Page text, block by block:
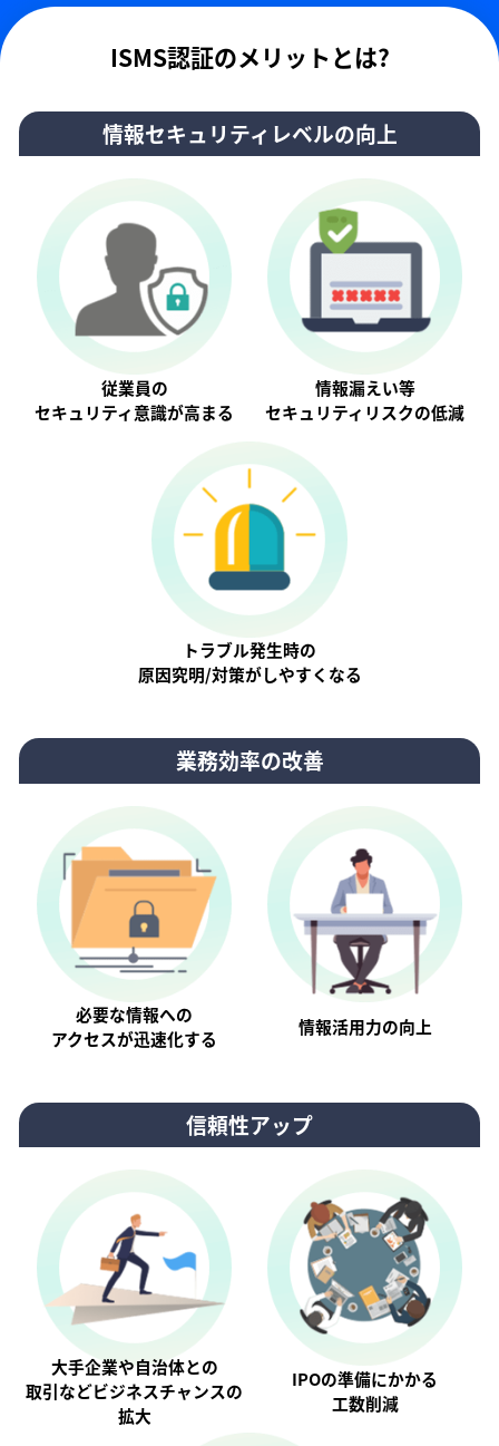
ISMS認証のメリットとは?
情報セキュリティレベルの向上
従業員の
セキュリティ意識が⾼まる
情報漏えい等
セキュリティリスクの低減
トラブル発生時の
原因究明/対策がしやすくなる
業務効率の改善
必要な情報への
アクセスが迅速化する
情報活⽤⼒の向上
信頼性アップ
大手企業や自治体との
取引などビジネスチャンスの
拡大
IPOの準備にかかる
工数削減